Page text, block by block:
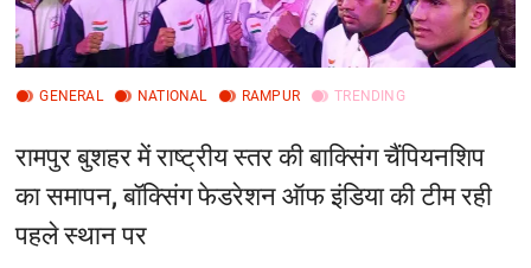
GENERAL NATIONAL RAMPUR TRENDING
रामपुर बुशहर में राष्ट्रीय स्तर की बाक्सिंग चैंपियनशिप
का समापन, बॉक्सिंग फेडरेशन ऑफ इंडिया की टीम रही
पहले स्थान पर